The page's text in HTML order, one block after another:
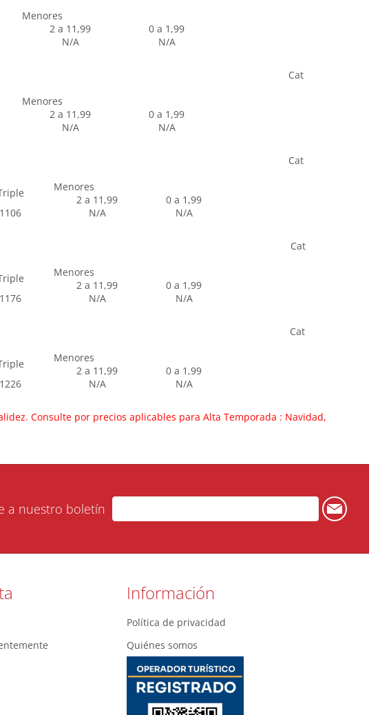
Menores
2 a 11,99
0 a 1,99
N/A N/A
Cat
Menores
2 a 11,99
0 a 1,99
N/A N/A
Cat
Menores
2 a 11,99
0 a 1,99
1106 N/A N/A
Cat
Menores
2 a 11,99
0 a 1,99
1176 N/A N/A
Cat
Menores
2 a 11,99
0 a 1,99
1226 N/A N/A
Consulte por precios aplicables para Alta Temporada : Navidad,
a nuestro boletín
Información
Política de privacidad
Quiénes somos